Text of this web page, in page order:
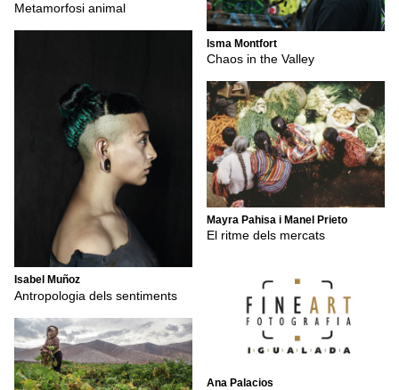
Metamorfosi animal
Isabel Muñoz
Antropologia dels sentiments
Isma Montfort
Chaos in the Valley
Mayra Pahisa i Manel Prieto
El ritme dels mercats
Ana Palacios